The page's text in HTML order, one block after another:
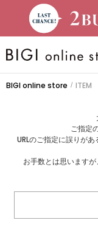
BRAND
CATEGORY
PRE ORDER
BIGI online store / ITEM
ご指定
URLのご指定に誤りが
お手数とは思います